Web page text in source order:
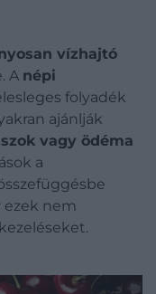
vízhajtó
A népi
folyadék
ajánlják
vagy ödéma
a
ezek nem